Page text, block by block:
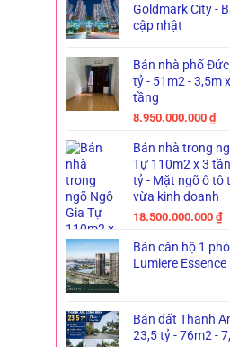
Goldmark City -
cập nhật
Bán nhà phố
tỷ - 51m2 - 3,5m
tầng
8.950.000.000 ₫
Bán nhà trong
Tự 110m2 x 3
tỷ - Mặt ngõ ô tô
vừa kinh doanh
18.500.000.000 ₫
Bán căn hộ 1
Lumiere Essence
Bán đất Thanh
23,5 tỷ - 76m2 -